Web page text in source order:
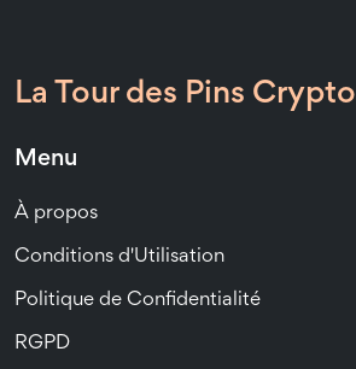
La Tour des Pins Crypto
Menu
À propos
Conditions d'Utilisation
Politique de Confidentialité
RGPD